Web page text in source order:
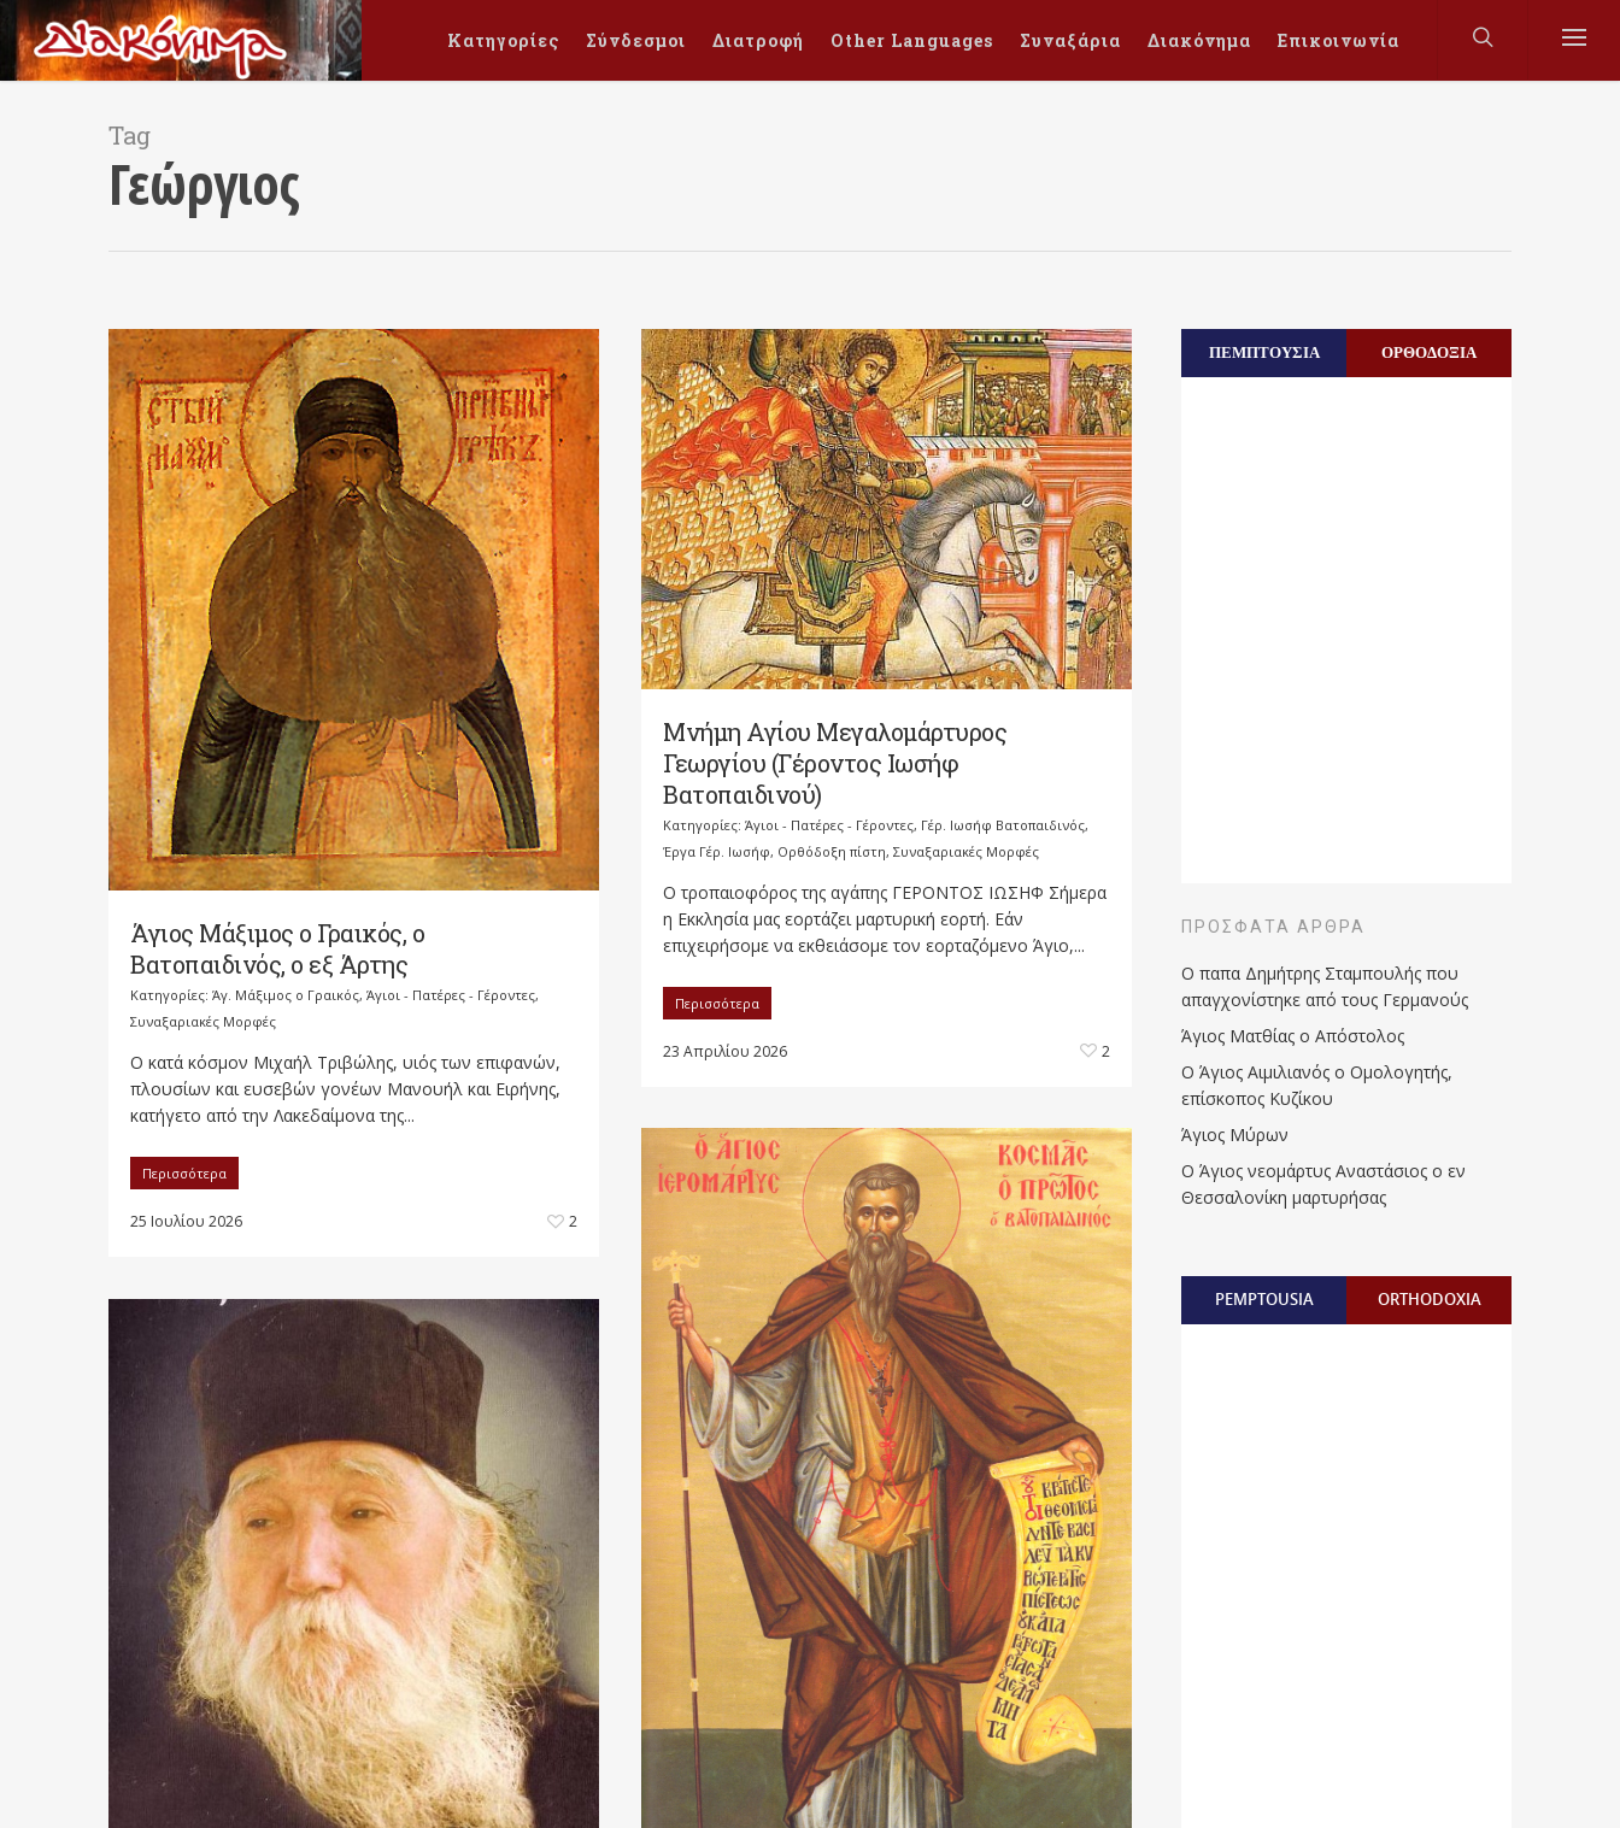
Κατηγορίες Σύνδεσμοι Διατροφή Other Languages Συναξάρια Διακόνημα Επικοινωνία
Tag
Γεώργιος
Άγιος Μάξιμος ο Γραικός, ο
Βατοπαιδινός, ο εξ Άρτης
Κατηγορίες: Άγ. Μάξιμος ο Γραικός, Άγιοι - Πατέρες - Γέροντες,
Συναξαριακές Μορφές
Ο κατά κόσμον Μιχαήλ Τριβώλης, υιός των επιφανών,
πλουσίων και ευσεβών γονέων Μανουήλ και Ειρήνης,
κατήγετο από την Λακεδαίμονα της...
Περισσότερα
25 Ιουλίου 2026 2
Μνήμη Αγίου Μεγαλομάρτυρος
Γεωργίου (Γέροντος Ιωσήφ
Βατοπαιδινού)
Κατηγορίες: Άγιοι - Πατέρες - Γέροντες, Γέρ. Ιωσήφ Βατοπαιδινός,
Έργα Γέρ. Ιωσήφ, Ορθόδοξη πίστη, Συναξαριακές Μορφές
Ο τροπαιοφόρος της αγάπης ΓΕΡΟΝΤΟΣ ΙΩΣΗΦ Σήμερα
η Εκκλησία μας εορτάζει μαρτυρική εορτή. Εάν
επιχειρήσομε να εκθειάσομε τον εορταζόμενο Άγιο,...
Περισσότερα
23 Απριλίου 2026 2
ΠΕΜΠΤΟΥΣΙΑ ΟΡΘΟΔΟΞΙΑ
ΠΡΌΣΦΑΤΑ ΆΡΘΡΑ
Ο παπα Δημήτρης Σταμπουλής που
απαγχονίστηκε από τους Γερμανούς
Άγιος Ματθίας ο Απόστολος
Ο Άγιος Αιμιλιανός ο Ομολογητής,
επίσκοπος Κυζίκου
Άγιος Μύρων
Ο Άγιος νεομάρτυς Αναστάσιος ο εν
Θεσσαλονίκη μαρτυρήσας
PEMPTOUSIA ORTHODOXIA